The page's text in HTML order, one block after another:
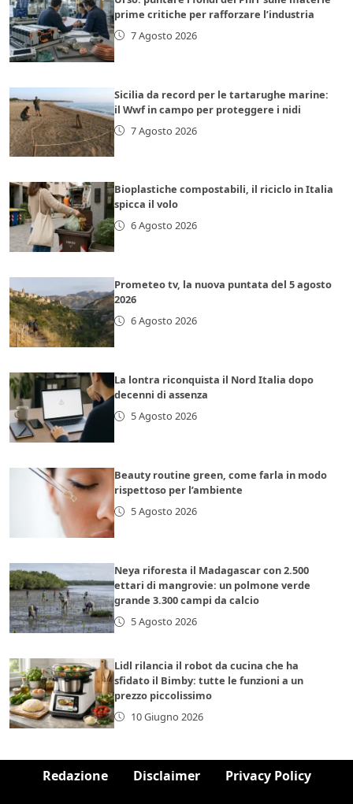
prime critiche per rafforzare l’industria
7 Agosto 2026
Sicilia da record per le tartarughe marine:
il Wwf in campo per proteggere i nidi
7 Agosto 2026
Bioplastiche compostabili, il riciclo in Italia
spicca il volo
6 Agosto 2026
Prometeo tv, la nuova puntata del 5 agosto
2026
6 Agosto 2026
La lontra riconquista il Nord Italia dopo
decenni di assenza
5 Agosto 2026
Beauty routine green, come farla in modo
rispettoso per l’ambiente
5 Agosto 2026
Neya riforesta il Madagascar con 2.500
ettari di mangrovie: un polmone verde
grande 3.300 campi da calcio
5 Agosto 2026
Lidl rilancia il robot da cucina che ha
sfidato il Bimby: tutte le funzioni a un
prezzo piccolissimo
10 Giugno 2026
Redazione Disclaimer Privacy Policy